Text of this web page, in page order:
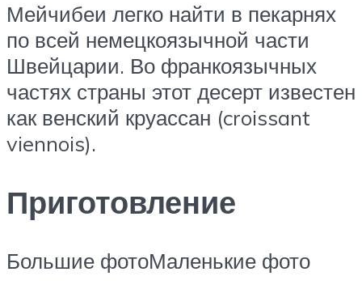
Мейчибеи легко найти в пекарнях
по всей немецкоязычной части
Швейцарии. Во франкоязычных
частях страны этот десерт известен
как венский круассан (croissant
viennois).
Приготовление
Большие фотоМаленькие фото